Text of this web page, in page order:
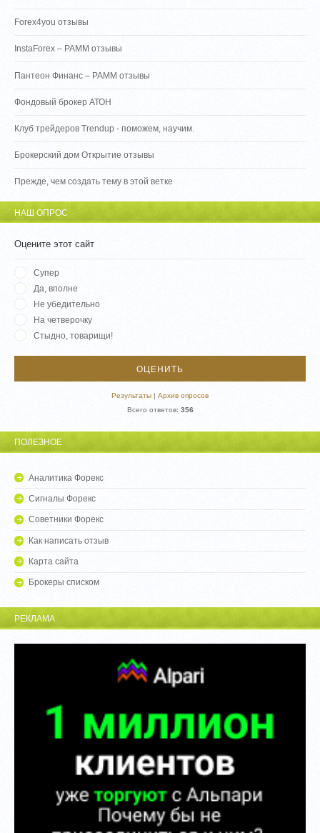
Forex4you отзывы
InstaForex – PAMM отзывы
Пантеон Финанс – PAMM отзывы
Фондовый брокер АТОН
Клуб трейдеров Trendup - поможем, научим.
Брокерский дом Открытие отзывы
Прежде, чем создать тему в этой ветке
НАШ ОПРОС
Оцените этот сайт
Супер
Да, вполне
Не убедительно
На четверочку
Стыдно, товарищи!
Результаты | Архив опросов
Всего ответов: 356
ПОЛЕЗНОЕ
Аналитика Форекс
Сигналы Форекс
Советники Форекс
Как написать отзыв
Карта сайта
Брокеры списком
РЕКЛАМА